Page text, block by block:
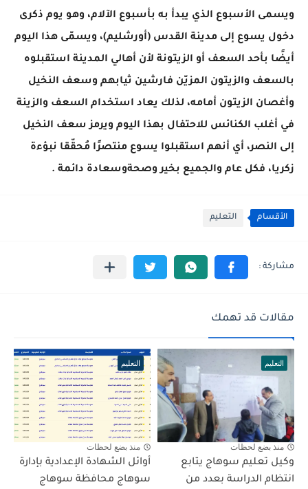
ويسمى الأسبوع الذي يبدأ به بأسبوع الآلام، وهو يوم ذكرى
دخول يسوع إلى مدينة القدس (أورشليم)، ويسمّى هذا اليوم
أيضًا بأحد السعف أو الزيتونة لأن أهالي المدينة استقبلوه
بالسعف والزيتون المزيّن فارشين ثيابهم وسعف النخيل
وأغصان الزيتون أمامه، لذلك يعاد استخدام السعف والزينة
في أغلب الكنائس للاحتفال بهذا اليوم ويرمز سعف النخيل
إلى النصر، أي أنهم استقبلوا يسوع منتصرًا مُحقّقا نبؤءة
زكريا، فكل عام والجميع بخير وصحةوسعادة دائمة .
الأقسام التعليم
مقالات قد تهمك
التعليم
منذ بضع لحظات
وكيل تعليم سوهاج يتابع
انتظام الدراسة بعدد من
التعليم
منذ بضع لحظات
أوائل الشهادة الإعدادية بإدارة
سوهاج محافظة سوهاج